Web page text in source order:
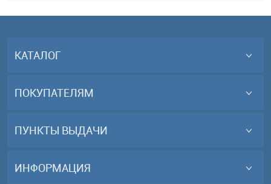
КАТАЛОГ
ПОКУПАТЕЛЯМ
ПУНКТЫ ВЫДАЧИ
ИНФОРМАЦИЯ